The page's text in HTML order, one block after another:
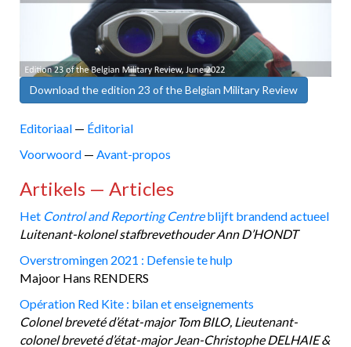
Download the edition 23 of the Belgian Military Review
Editoriaal — Éditorial
Voorwoord — Avant-propos
Artikels — Articles
Het Control and Reporting Centreblijft brandend actueel
Luitenant-kolonel stafbrevethouder Ann D’HONDT
Overstromingen 2021 : Defensie te hulp
Majoor Hans RENDERS
Opération Red Kite : bilan et enseignements
Colonel breveté d’état-major Tom BILO, Lieutenant-
colonel breveté d’état-major Jean-Christophe DELHAIE &